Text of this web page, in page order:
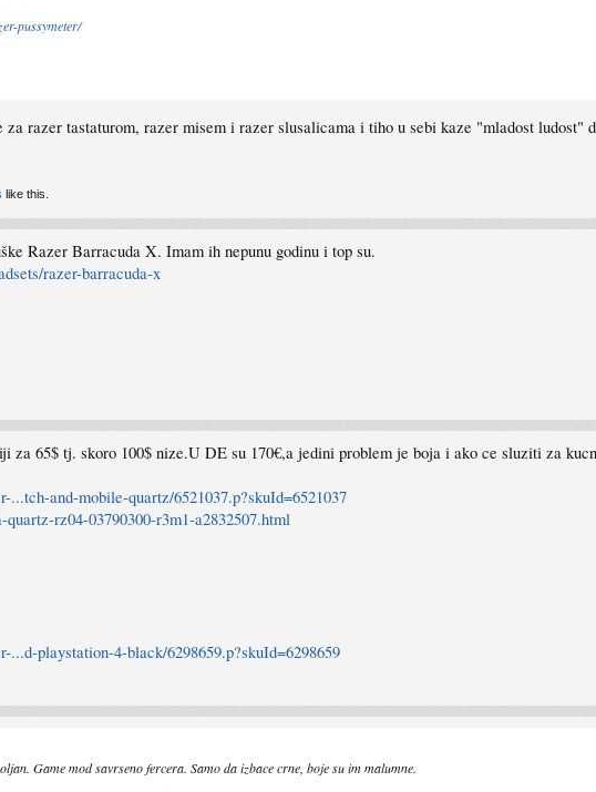
pussymeter/
za razer tastaturom, razer misem i razer slusalicama i tiho u sebi kaze "mladost ludost"
like this.
Razer Barracuda X. Imam ih nepunu godinu i top su.
razer-barracuda-x
za 65$ tj. skoro 100$ nize.U DE su 170€,a jedini problem je boja i ako ce sluziti za
and-mobile-quartz/6521037.p?skuId=6521037
rz04-03790300-r3m1-a2832507.html
playstation-4-black/6298659.p?skuId=6298659
Game mod savrseno fercera. Samo da izbace crne, boje su im malumne.